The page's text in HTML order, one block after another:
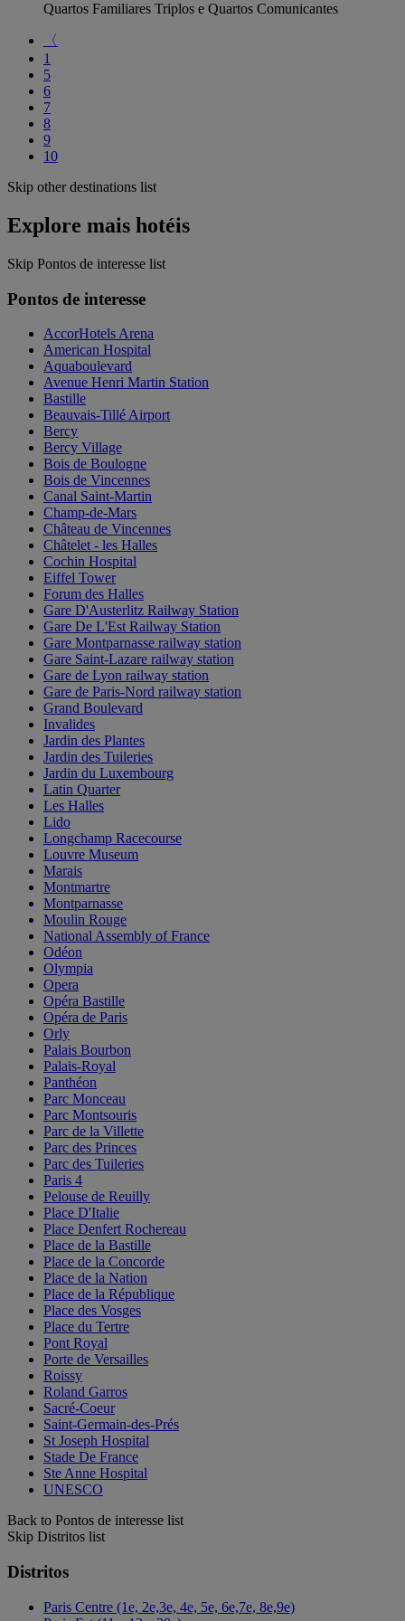
Quartos Familiares Triplos e Quartos Comunicantes
〈
1
5
6
7
8
9
10
Skip other destinations list
Explore mais hotéis
Skip Pontos de interesse list
Pontos de interesse
AccorHotels Arena
American Hospital
Aquaboulevard
Avenue Henri Martin Station
Bastille
Beauvais-Tillé Airport
Bercy
Bercy Village
Bois de Boulogne
Bois de Vincennes
Canal Saint-Martin
Champ-de-Mars
Château de Vincennes
Châtelet - les Halles
Cochin Hospital
Eiffel Tower
Forum des Halles
Gare D'Austerlitz Railway Station
Gare De L'Est Railway Station
Gare Montparnasse railway station
Gare Saint-Lazare railway station
Gare de Lyon railway station
Gare de Paris-Nord railway station
Grand Boulevard
Invalides
Jardin des Plantes
Jardin des Tuileries
Jardin du Luxembourg
Latin Quarter
Les Halles
Lido
Longchamp Racecourse
Louvre Museum
Marais
Montmartre
Montparnasse
Moulin Rouge
National Assembly of France
Odéon
Olympia
Opera
Opéra Bastille
Opéra de Paris
Orly
Palais Bourbon
Palais-Royal
Panthéon
Parc Monceau
Parc Montsouris
Parc de la Villette
Parc des Princes
Parc des Tuileries
Paris 4
Pelouse de Reuilly
Place D'Italie
Place Denfert Rochereau
Place de la Bastille
Place de la Concorde
Place de la Nation
Place de la République
Place des Vosges
Place du Tertre
Pont Royal
Porte de Versailles
Roissy
Roland Garros
Sacré-Coeur
Saint-Germain-des-Prés
St Joseph Hospital
Stade De France
Ste Anne Hospital
UNESCO
Back to Pontos de interesse list
Skip Distritos list
Distritos
Paris Centre (1e, 2e,3e, 4e, 5e, 6e,7e, 8e,9e)